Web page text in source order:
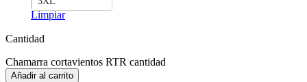
Limpiar
Cantidad
Chamarra cortavientos RTR cantidad
Añadir al carrito